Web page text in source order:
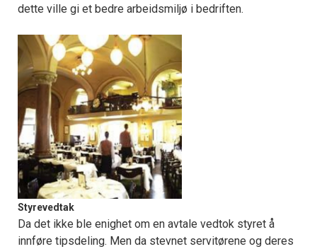
dette ville gi et bedre arbeidsmiljø i bedriften.
Styrevedtak
Da det ikke ble enighet om en avtale vedtok styret å
innføre tipsdeling. Men da stevnet servitørene og deres